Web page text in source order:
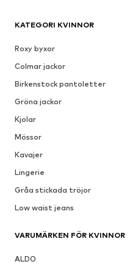
KATEGORI KVINNOR
Roxy byxor
Colmar jackor
Birkenstock pantoletter
Gröna jackor
Kjolar
Mössor
Kavajer
Lingerie
Gråa stickada tröjor
Low waist jeans
VARUMÄRKEN FÖR KVINNOR
ALDO